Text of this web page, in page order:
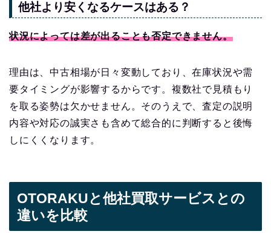
他社より安くなるケースはある？
状況によっては差が出ることも否定できません。
理由は、中古相場が日々変動しており、在庫状況や需
要タイミングが影響するからです。複数社で見積もり
を取る姿勢は欠かせません。そのうえで、査定の説明
内容や対応の誠実さも含めて総合的に判断すると後悔
しにくくなります。
OTORAKUと他社買取サービスとの
違いを比較